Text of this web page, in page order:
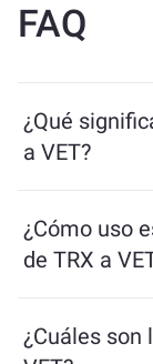
FAQ
¿Qué
a VET?
cambio de
condiciones
¿Cómo uso
de TRX a
intercambiar,
estimada de
¿Cuáles son